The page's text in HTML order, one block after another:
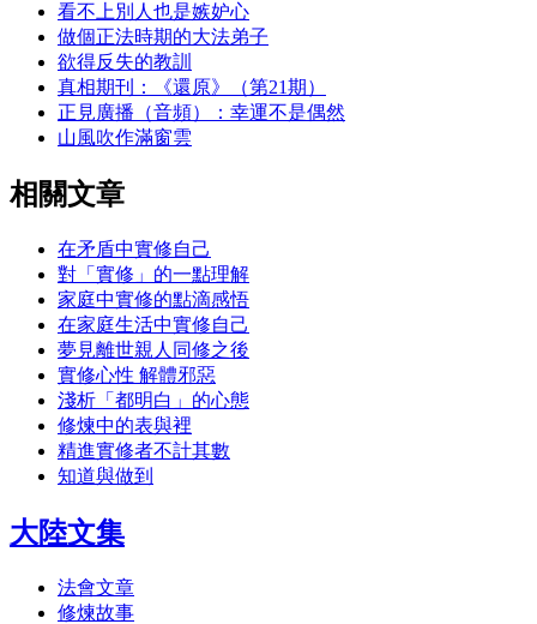
看不上別人也是嫉妒心
做個正法時期的大法弟子
欲得反失的教訓
真相期刊：《還原》（第21期）
正見廣播（音頻）：幸運不是偶然
山風吹作滿窗雲
相關文章
在矛盾中實修自己
對「實修」的一點理解
家庭中實修的點滴感悟
在家庭生活中實修自己
夢見離世親人同修之後
實修心性 解體邪惡
淺析「都明白」的心態
修煉中的表與裡
精進實修者不計其數
知道與做到
大陸文集
法會文章
修煉故事